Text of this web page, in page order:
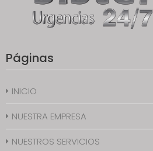
Páginas
INICIO
NUESTRA EMPRESA
NUESTROS SERVICIOS